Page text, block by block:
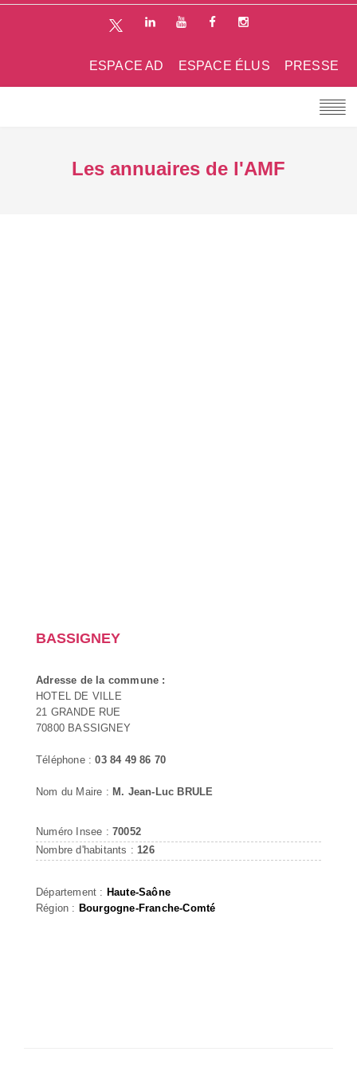
PRESSE
ESPACE ÉLUS
ESPACE AD
Les annuaires de l'AMF
BASSIGNEY
Adresse de la commune :
HOTEL DE VILLE
21 GRANDE RUE
70800 BASSIGNEY
Téléphone :03 84 49 86 70
Nom du Maire : M. Jean-Luc BRULE
Numéro Insee : 70052
Nombre d'habitants : 126
Département : Haute-Saône
Région : Bourgogne-Franche-Comté